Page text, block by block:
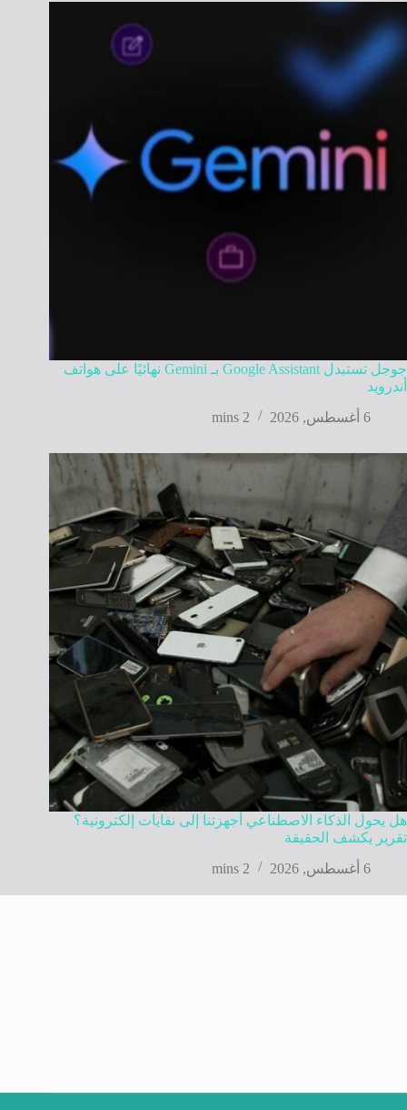
جوجل تستبدل Google Assistant بـ Gemini نهائيًا على هواتف
أندرويد
6 أغسطس, 2026
2 mins
هل يحول الذكاء الاصطناعي أجهزتنا إلى نفايات إلكترونية؟
تقرير يكشف الحقيقة
6 أغسطس, 2026
2 mins